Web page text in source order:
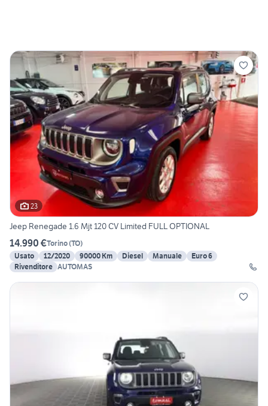
23
Jeep Renegade 1.6 Mjt 120 CV Limited FULL OPTIONAL
14.990 €Torino(TO)
Usato
12/2020 90000 Km Diesel Manuale
Euro 6
Rivenditore AUTOMAS